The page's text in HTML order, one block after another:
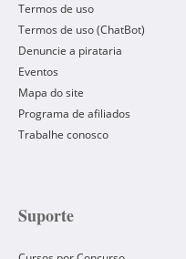
Termos de uso
Termos de uso (ChatBot)
Denuncie a pirataria
Eventos
Mapa do site
Programa de afiliados
Trabalhe conosco
Suporte